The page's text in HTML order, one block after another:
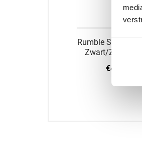
Rumble Sporttas
Zwart/Zwart
€44.95